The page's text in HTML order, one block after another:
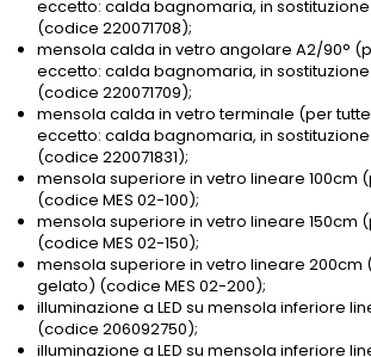
eccetto: calda bagnomaria, in
(codice 220071708);
mensola calda in vetro angolare A2/90°
eccetto: calda bagnomaria, in
(codice 220071709);
mensola calda in vetro terminale (per
eccetto: calda bagnomaria, in
(codice 220071831);
mensola superiore in vetro lineare 100cm
(codice MES 02-100);
mensola superiore in vetro lineare 150cm
(codice MES 02-150);
mensola superiore in vetro lineare 200cm
gelato) (codice MES 02-200);
illuminazione a LED su mensola inferiore
(codice 206092750);
illuminazione a LED su mensola inferiore